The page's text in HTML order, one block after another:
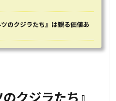
のクジラたち』は観る価値あ
クジラたち』